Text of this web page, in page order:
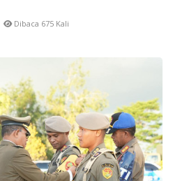
Dibaca 675 Kali